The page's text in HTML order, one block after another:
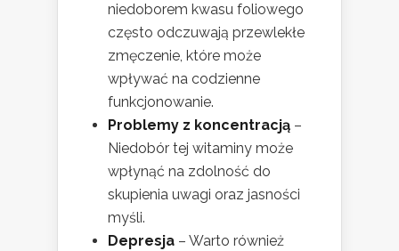
niedoborem kwasu foliowego
często odczuwają przewlekłe
zmęczenie, które może
wpływać na codzienne
funkcjonowanie.
Problemy z koncentracją –
Niedobór tej witaminy może
wpłynąć na zdolność do
skupienia uwagi oraz jasności
myśli.
Depresja – Warto również